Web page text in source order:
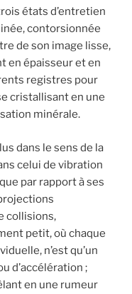
états d’entretien
contorsionnée
de son image lisse,
en épaisseur et en
registres pour
cristallisant en une
minérale.
dans le sens de la
celui de vibration
par rapport à ses
collisions,
petit, où chaque
n’est qu’un
d’accélération ;
en une rumeur